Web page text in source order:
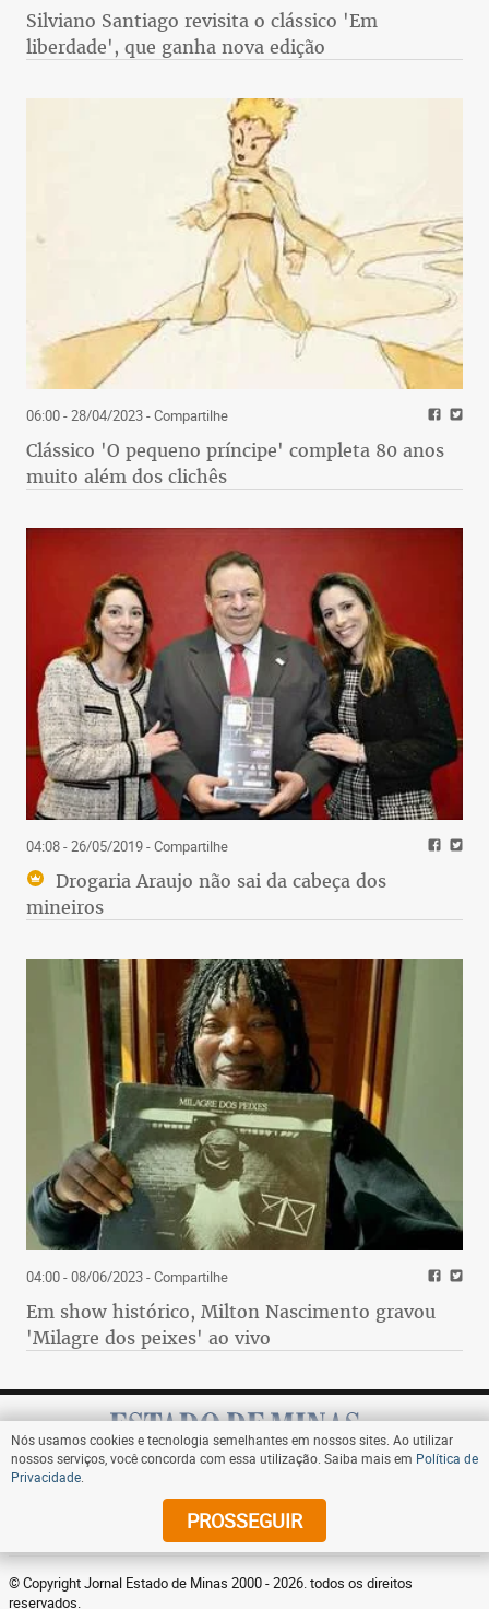
Silviano Santiago revisita o clássico 'Em
liberdade', que ganha nova edição
06:00 - 28/04/2023- Compartilhe
Clássico 'O pequeno príncipe' completa 80 anos
muito além dos clichês
04:08 - 26/05/2019- Compartilhe
Drogaria Araujo não sai da cabeça dos
mineiros
04:00 - 08/06/2023- Compartilhe
Em show histórico, Milton Nascimento gravou
'Milagre dos peixes' ao vivo
Assine
© Copyright Jornal Estado de Minas 2000 - 2026. todos os direitos
reservados.
Nós usamos cookies e tecnologia semelhantes em nossos sites. Ao utilizar
nossos serviços, você concorda com essa utilização. Saiba mais em Política de
Privacidade
PROSSEGUIR